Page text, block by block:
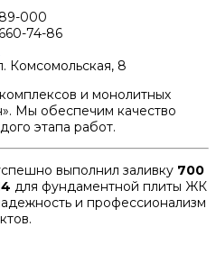
000
74-86
Комсомольская, 8
и монолитных
Мы обеспечим качество
этапа работ.
выполнил заливку 700
для фундаментной плиты ЖК
и профессионализм